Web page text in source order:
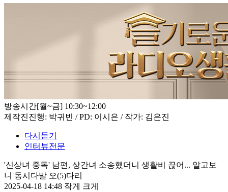
방송시간[월~금] 10:30~12:00
제작진진행: 박귀빈 / PD: 이시은 / 작가: 김은진
다시듣기
인터뷰전문
'신상녀 중독' 남편, 상간녀 소송했더니 생활비 끊어... 알고보
니 동시다발 오(5)다리
2025-04-18 14:48 작게
크게